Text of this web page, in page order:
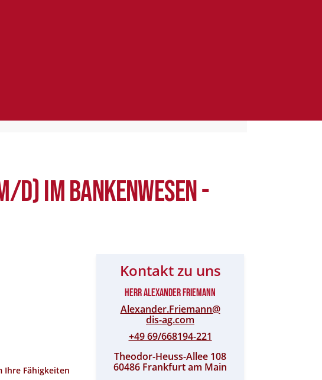
im Bankenwesen -
Ihre Fähigkeiten
Kontakt zu uns
Herr Alexander Friemann
Alexander.Friemann@​
dis-ag.com
+49 69/668194-221
Theodor-Heuss-Allee 108
60486 Frankfurt am Main